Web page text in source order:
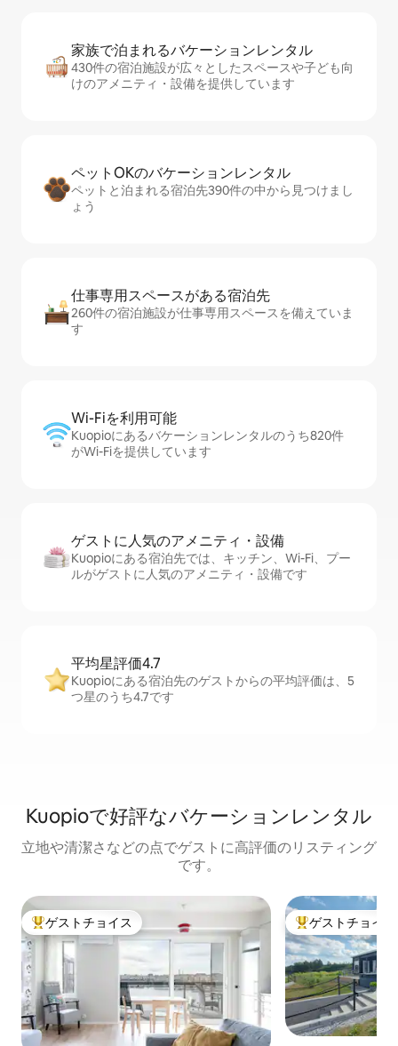
家族で泊まれるバ⁠ケ⁠ー⁠シ⁠ョ⁠ンレ⁠ン⁠タ⁠ル
430件の宿泊施設が広々としたスペースや子ども向
けのアメニティ・設備を提供しています
ペットOKのバ⁠ケ⁠ー⁠シ⁠ョ⁠ンレ⁠ン⁠タ⁠ル
ペットと泊まれる宿泊先390件の中から見つけまし
ょう
仕事専用ス⁠ペ⁠ー⁠スがあ⁠る宿⁠泊⁠先
260件の宿泊施設が仕事専用スペースを備えていま
す
Wi-Fiを利⁠用⁠可⁠能
Kuopioにあるバケーションレンタルのうち820件
がWi-Fiを提供しています
ゲストに人⁠気⁠のア⁠メ⁠ニ⁠テ⁠ィ・設⁠備
Kuopioにある宿泊先では、キッチン、Wi-Fi、プー
ルがゲストに人気のアメニティ・設備です
平均星評価4.7
Kuopioにある宿泊先のゲストからの平均評価は、5
つ星のうち4.7です
Kuopioで好評なバケーションレンタル
立地や清潔さなどの点でゲストに高評価のリスティング
です。
大好評のゲストチョイスです。
ゲストチョイス 大好評のゲスト
ゲストチョイス